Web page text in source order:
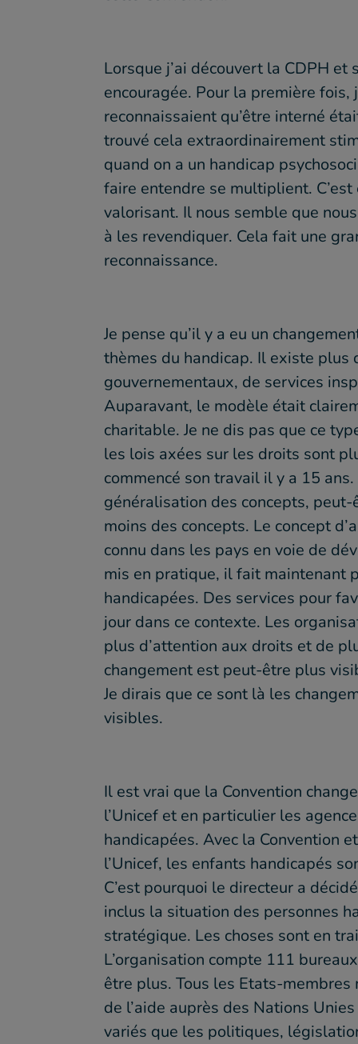
Lorsque j’ai découvert la CDPH et
encouragée. Pour la première
reconnaissaient qu’être interné
trouvé cela extraordinairement
quand on a un handicap
faire entendre se multiplient.
valorisant. Il nous semble que
à les revendiquer. Cela fait une
reconnaissance.
Je pense qu’il y a eu un
thèmes du handicap. Il existe
gouvernementaux, de services
Auparavant, le modèle était
charitable. Je ne dis pas que ce
les lois axées sur les droits sont
commencé son travail il y a 15
généralisation des concepts,
moins des concepts. Le concept
connu dans les pays en voie de
mis en pratique, il fait maintenant
handicapées. Des services pour
jour dans ce contexte. Les
plus d’attention aux droits et de
changement est peut-être plus
Je dirais que ce sont là les
visibles.
Il est vrai que la Convention
l’Unicef et en particulier les
handicapées. Avec la Convention
l’Unicef, les enfants handicapés
C’est pourquoi le directeur a
inclus la situation des personnes
stratégique. Les choses sont en
L’organisation compte 111
être plus. Tous les Etats-
de l’aide auprès des Nations
variés que les politiques,